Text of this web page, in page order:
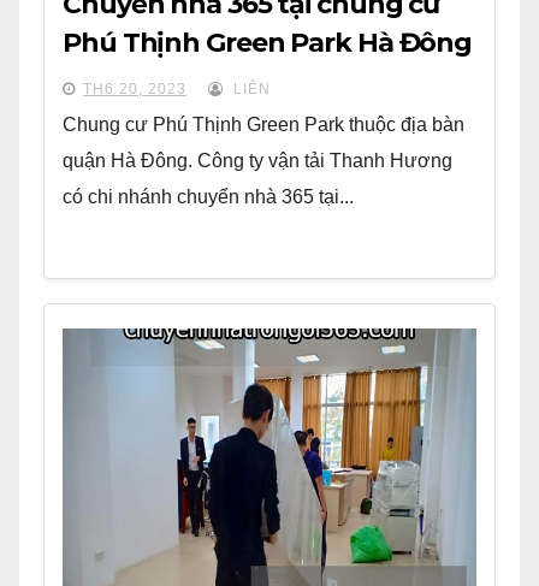
Phú Thịnh Green Park Hà Đông
TH6 20, 2023 LIÊN
Chung cư Phú Thịnh Green Park thuộc địa bàn
quận Hà Đông. Công ty vận tải Thanh Hương
có chi nhánh chuyển nhà 365 tại...